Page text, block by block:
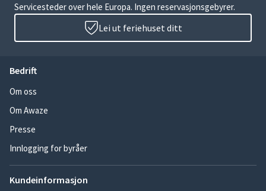
Servicesteder over hele Europa. Ingen reservasjonsgebyrer.
Lei ut feriehuset ditt
Bedrift
Om oss
Om Awaze
Presse
Innlogging for byråer
Kundeinformasjon